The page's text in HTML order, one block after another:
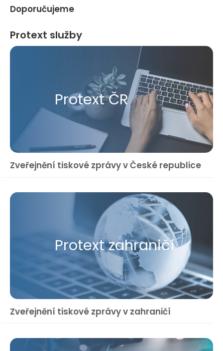
Doporučujeme
Protext služby
Protext ČR
Zveřejnění tiskové zprávy v České republice
Protext zahraničí
Zveřejnění tiskové zprávy v zahraničí